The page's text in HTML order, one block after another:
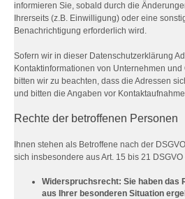
informieren Sie, sobald durch die
Ihrerseits (z.B. Einwilligung) oder eine
Benachrichtigung erforderlich wird.
Sofern wir in dieser Datenschutzerklärung
Kontaktinformationen von Unternehmen
bitten wir zu beachten, dass die Adressen
und bitten die Angaben vor
Rechte der betroffenen Personen
Ihnen stehen als Betroffene nach der
sich insbesondere aus Art. 15 bis 21
Widerspruchsrecht: Sie haben das
aus Ihrer besonderen Situation